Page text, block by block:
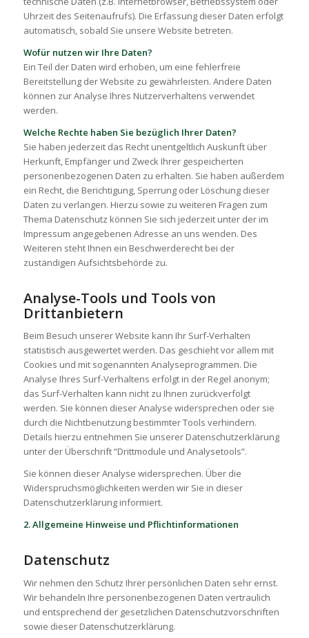
Uhrzeit des Seitenaufrufs). Die Erfassung dieser Daten erfolgt
automatisch, sobald Sie unsere Website betreten.
Wofür nutzen wir Ihre Daten?
Ein Teil der Daten wird erhoben, um eine fehlerfreie
Bereitstellung der Website zu gewährleisten. Andere Daten
können zur Analyse Ihres Nutzerverhaltens verwendet
werden.
Welche Rechte haben Sie bezüglich Ihrer Daten?
Sie haben jederzeit das Recht unentgeltlich Auskunft über
Herkunft, Empfänger und Zweck Ihrer gespeicherten
personenbezogenen Daten zu erhalten. Sie haben außerdem
ein Recht, die Berichtigung, Sperrung oder Löschung dieser
Daten zu verlangen. Hierzu sowie zu weiteren Fragen zum
Thema Datenschutz können Sie sich jederzeit unter der im
Impressum angegebenen Adresse an uns wenden. Des
Weiteren steht Ihnen ein Beschwerderecht bei der
zuständigen Aufsichtsbehörde zu.
Analyse-Tools und Tools von
Drittanbietern
Beim Besuch unserer Website kann Ihr Surf-Verhalten
statistisch ausgewertet werden. Das geschieht vor allem mit
Cookies und mit sogenannten Analyseprogrammen. Die
Analyse Ihres Surf-Verhaltens erfolgt in der Regel anonym;
das Surf-Verhalten kann nicht zu Ihnen zurückverfolgt
werden. Sie können dieser Analyse widersprechen oder sie
durch die Nichtbenutzung bestimmter Tools verhindern.
Details hierzu entnehmen Sie unserer Datenschutzerklärung
unter der Überschrift “Drittmodule und Analysetools”.
Sie können dieser Analyse widersprechen. Über die
Widerspruchsmöglichkeiten werden wir Sie in dieser
Datenschutzerklärung informiert.
2. Allgemeine Hinweise und Pflichtinformationen
Datenschutz
Wir nehmen den Schutz Ihrer persönlichen Daten sehr ernst.
Wir behandeln Ihre personenbezogenen Daten vertraulich
und entsprechend der gesetzlichen Datenschutzvorschriften
sowie dieser Datenschutzerklärung.